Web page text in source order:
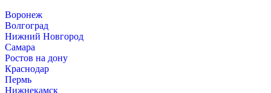
Воронеж
Волгоград
Нижний Новгород
Самара
Ростов на дону
Краснодар
Пермь
Нижнекамск